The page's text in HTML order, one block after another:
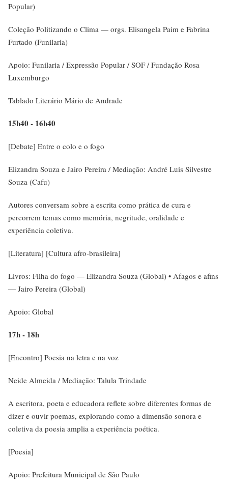
Popular)
Coleção Politizando o Clima — orgs. Elisangela Paim e Fabrina
Furtado (Funilaria)
Apoio: Funilaria / Expressão Popular / SOF / Fundação Rosa
Luxemburgo
Tablado Literário Mário de Andrade
15h40 - 16h40
[Debate] Entre o colo e o fogo
Elizandra Souza e Jairo Pereira / Mediação: André Luis Silvestre
Souza (Cafu)
Autores conversam sobre a escrita como prática de cura e
percorrem temas como memória, negritude, oralidade e
experiência coletiva.
[Literatura] [Cultura afro-brasileira]
Livros: Filha do fogo — Elizandra Souza (Global) • Afagos e afins
— Jairo Pereira (Global)
Apoio: Global
17h - 18h
[Encontro] Poesia na letra e na voz
Neide Almeida / Mediação: Talula Trindade
A escritora, poeta e educadora reflete sobre diferentes formas de
dizer e ouvir poemas, explorando como a dimensão sonora e
coletiva da poesia amplia a experiência poética.
[Poesia]
Apoio: Prefeitura Municipal de São Paulo